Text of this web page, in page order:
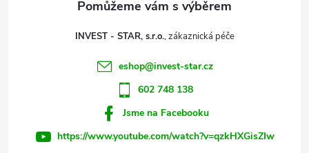
INVEST - STAR, s.r.o.
eshop@invest-star.cz
602 748 138
Jsme na Facebooku
https://www.youtube.com/watch?v=qzkHXGisZIw